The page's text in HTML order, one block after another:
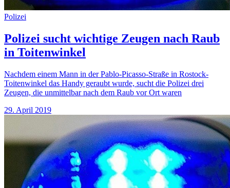
Polizei
Polizei sucht wichtige Zeugen nach Raub
in Toitenwinkel
Nachdem einem Mann in der Pablo-Picasso-Straße in Rostock-
Toitenwinkel das Handy geraubt wurde, sucht die Polizei drei
Zeugen, die unmittelbar nach dem Raub vor Ort waren
29. April 2019